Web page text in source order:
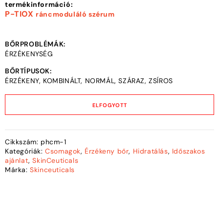
termékinformáció:
P-TIOX ráncmoduláló szérum
BŐRPROBLÉMÁK:
ÉRZÉKENYSÉG
BŐRTÍPUSOK:
ÉRZÉKENY, KOMBINÁLT, NORMÁL, SZÁRAZ, ZSÍROS
ELFOGYOTT
Cikkszám: phcm-1
Kategóriák:Csomagok, Érzékeny bőr, Hidratálás, Időszakos
ajánlat,SkinCeuticals
Márka:Skinceuticals